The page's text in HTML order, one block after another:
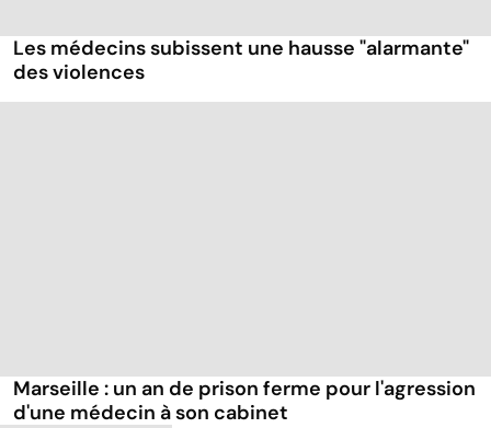
Les médecins subissent une hausse "alarmante"
des violences
Marseille : un an de prison ferme pour l'agression
d'une médecin à son cabinet